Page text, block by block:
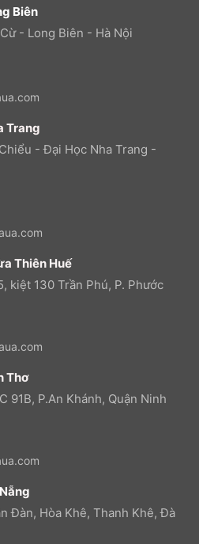
Biên
- Long Biên - Hà Nội
Trang
- Đại Học Nha Trang -
Thiên Huế
kiệt 130 Trần Phú, P. Phước
Thơ
91B, P.An Khánh, Quận Ninh
Đàn, Hòa Khê, Thanh Khê, Đà